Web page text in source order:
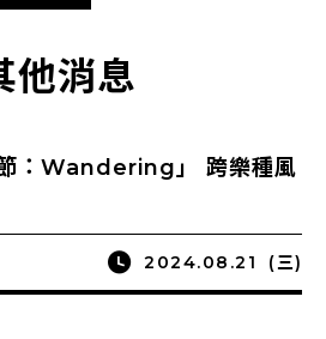
他消息
：Wandering」 跨樂種風
2024.08.21 (三)